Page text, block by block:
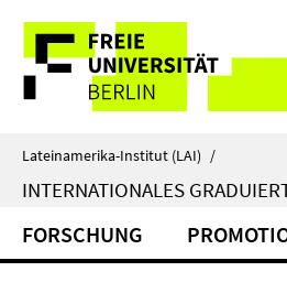
direkt
Inhalt
Service-
Navigation
Lateinamerika-Institut (LAI) /
INTERNATIONALES
FORSCHUNG